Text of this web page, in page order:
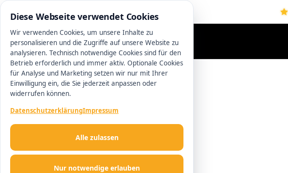
0511 13221100
Diese Webseite verwendet Cookies
Wir verwenden Cookies, um unsere Inhalte zu
personalisieren und die Zugriffe auf unsere Website zu
analysieren. Technisch notwendige Cookies sind für den
Betrieb erforderlich und immer aktiv. Optionale Cookies
für Analyse und Marketing setzen wir nur mit Ihrer
Einwilligung ein, die Sie jederzeit anpassen oder
widerrufen können.
DatenschutzerklärungImpressum
Nur notwendige erlauben
Alle zulassen